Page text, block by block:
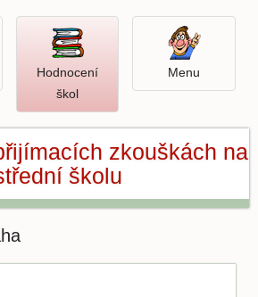
Menu
Hodnocení
školOtevři
hodnocení
zkouškách na
školu